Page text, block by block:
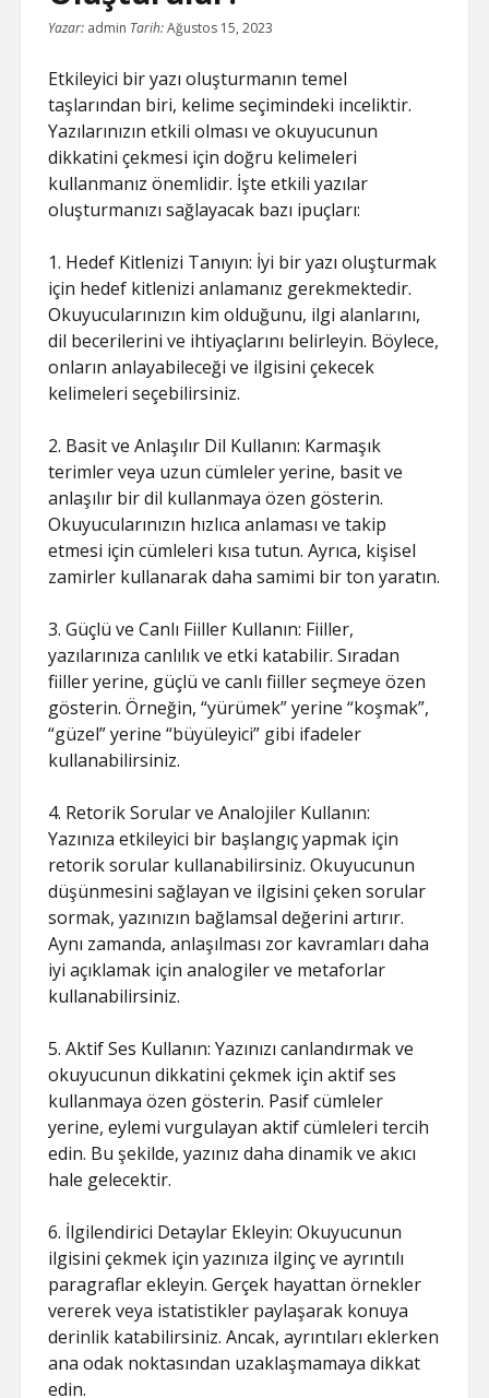
Yazar: admin Tarih:Ağustos 15, 2023
Etkileyici bir yazı oluşturmanın temel
taşlarından biri, kelime seçimindeki inceliktir.
Yazılarınızın etkili olması ve okuyucunun
dikkatini çekmesi için doğru kelimeleri
kullanmanız önemlidir. İşte etkili yazılar
oluşturmanızı sağlayacak bazı ipuçları:
1. Hedef Kitlenizi Tanıyın: İyi bir yazı oluşturmak
için hedef kitlenizi anlamanız gerekmektedir.
Okuyucularınızın kim olduğunu, ilgi alanlarını,
dil becerilerini ve ihtiyaçlarını belirleyin. Böylece,
onların anlayabileceği ve ilgisini çekecek
kelimeleri seçebilirsiniz.
2. Basit ve Anlaşılır Dil Kullanın: Karmaşık
terimler veya uzun cümleler yerine, basit ve
anlaşılır bir dil kullanmaya özen gösterin.
Okuyucularınızın hızlıca anlaması ve takip
etmesi için cümleleri kısa tutun. Ayrıca, kişisel
zamirler kullanarak daha samimi bir ton yaratın.
3. Güçlü ve Canlı Fiiller Kullanın: Fiiller,
yazılarınıza canlılık ve etki katabilir. Sıradan
fiiller yerine, güçlü ve canlı fiiller seçmeye özen
gösterin. Örneğin, “yürümek” yerine “koşmak”,
“güzel” yerine “büyüleyici” gibi ifadeler
kullanabilirsiniz.
4. Retorik Sorular ve Analojiler Kullanın:
Yazınıza etkileyici bir başlangıç yapmak için
retorik sorular kullanabilirsiniz. Okuyucunun
düşünmesini sağlayan ve ilgisini çeken sorular
sormak, yazınızın bağlamsal değerini artırır.
Aynı zamanda, anlaşılması zor kavramları daha
iyi açıklamak için analogiler ve metaforlar
kullanabilirsiniz.
5. Aktif Ses Kullanın: Yazınızı canlandırmak ve
okuyucunun dikkatini çekmek için aktif ses
kullanmaya özen gösterin. Pasif cümleler
yerine, eylemi vurgulayan aktif cümleleri tercih
edin. Bu şekilde, yazınız daha dinamik ve akıcı
hale gelecektir.
6. İlgilendirici Detaylar Ekleyin: Okuyucunun
ilgisini çekmek için yazınıza ilginç ve ayrıntılı
paragraflar ekleyin. Gerçek hayattan örnekler
vererek veya istatistikler paylaşarak konuya
derinlik katabilirsiniz. Ancak, ayrıntıları eklerken
ana odak noktasından uzaklaşmamaya dikkat
edin.